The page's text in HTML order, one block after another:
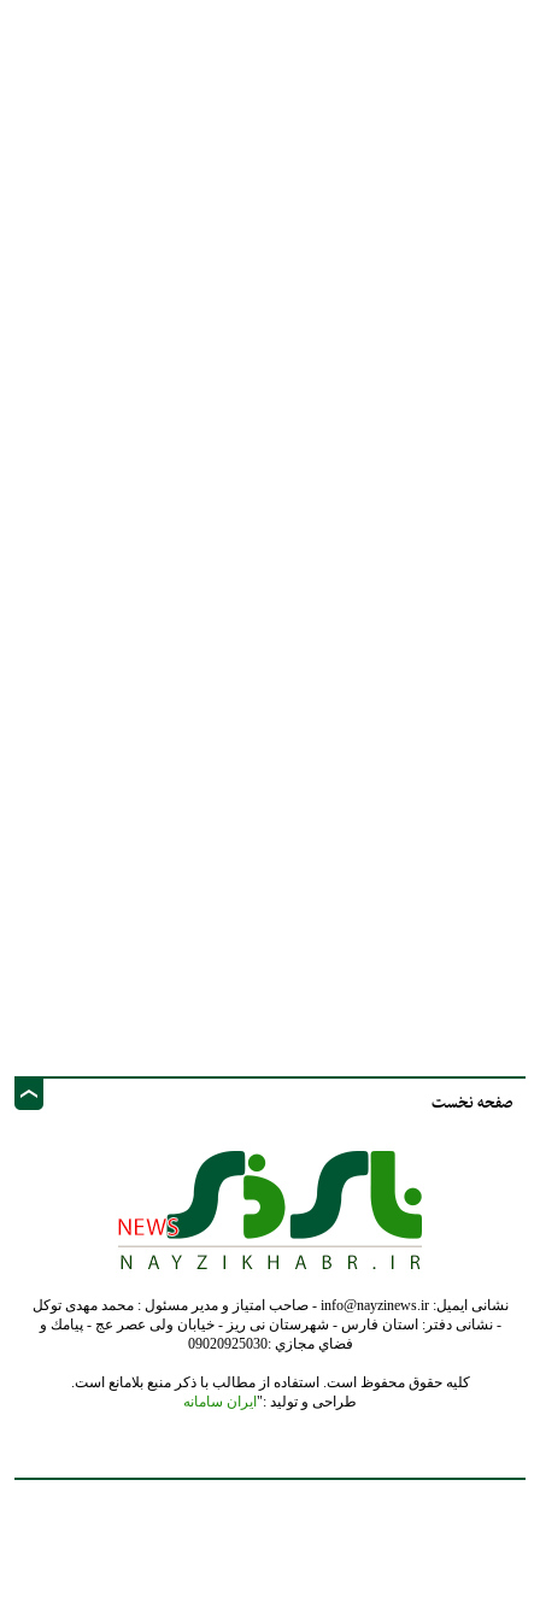
صفحه نخست
نشانی ایمیل: info@nayzinews.ir - صاحب امتیاز و مدیر مسئول : محمد مهدی توکل
- نشانی دفتر: استان فارس - شهرستان نی ریز - خیابان ولی عصر عج - پيامك و
فضاي مجازي :09020925030
کلیه حقوق محفوظ است. استفاده از مطالب با ذکر منبع بلامانع است.
طراحی و تولید :"ایران سامانه